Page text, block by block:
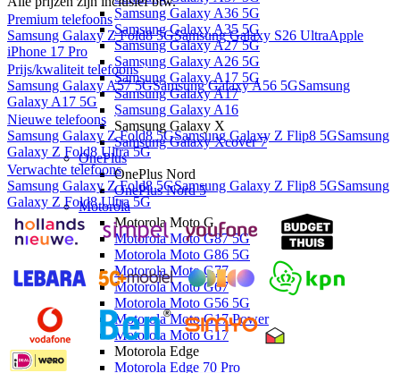
Samsung Galaxy A36 5G
Samsung Galaxy A35 5G
Samsung Galaxy A27 5G
Samsung Galaxy A26 5G
Samsung Galaxy A17 5G
Samsung Galaxy A17
Samsung Galaxy A16
Samsung Galaxy X
Samsung Galaxy Xcover 7
OnePlus
OnePlus Nord
OnePlus Nord 5
Motorola
Motorola Moto G
Motorola Moto G87 5G
Motorola Moto G86 5G
Motorola Moto G77
Motorola Moto G67
Motorola Moto G56 5G
Motorola Moto G17 Power
Motorola Moto G17
Motorola Edge
Motorola Edge 70 Pro
Premium telefoons
Samsung Galaxy Z Fold8 5GSamsung Galaxy S26 UltraApple
iPhone 17 Pro
Prijs/kwaliteit telefoons
Samsung Galaxy A57 5GSamsung Galaxy A56 5GSamsung
Galaxy A17 5G
Nieuwe telefoons
Samsung Galaxy Z Fold8 5GSamsung Galaxy Z Flip8 5GSamsung
Galaxy Z Fold8 Ultra 5G
Verwachte telefoons
Samsung Galaxy Z Fold8 5GSamsung Galaxy Z Flip8 5GSamsung
Galaxy Z Fold8 Ultra 5G